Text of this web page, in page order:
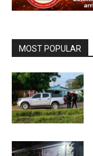
MOST POPULAR